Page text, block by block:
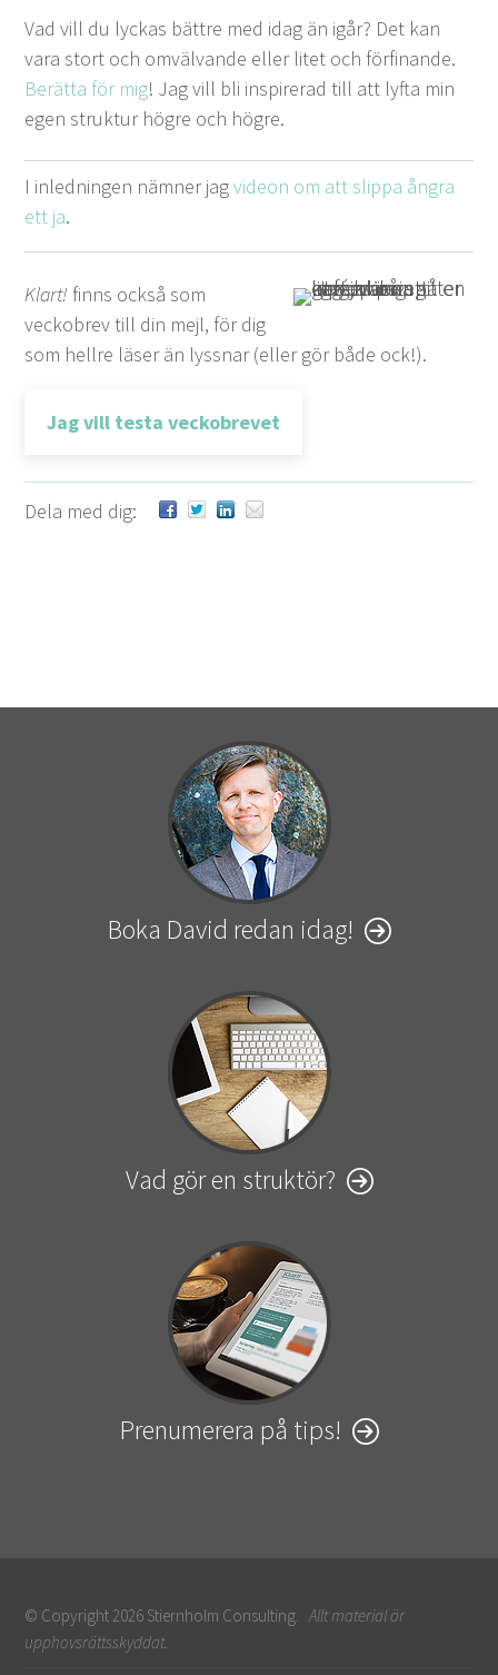
Vad vill du lyckas bät­tre med idag än igår? Det kan
vara stort och omväl­vande eller litet och för­fi­nande.
Berät­ta för mig! Jag vill bli inspir­erad till att lyf­ta min
egen struk­tur högre och högre.
I inled­nin­gen näm­n­er jagvideon om att slip­pa ångra
ett ja.
Klart! finns också som
veckobrev till din mejl, för dig
som hellre läser än lyssnar (eller gör både ock!).
Jag vill testa veckobrevet
Dela med dig:
Boka David redan idag!
Vad gör en struktör?
Prenumerera på tips!
© Copyright 2026 Stiernholm Consulting.Allt material är
upphovsrättsskyddat.